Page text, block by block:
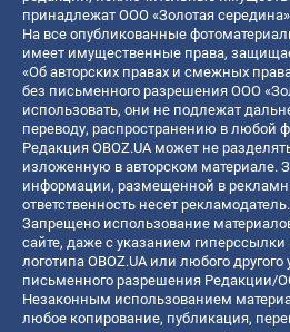
принадлежат ООО «Золотая
На все опубликованные
имеет имущественные права,
«Об авторских правах и смежных
без письменного разрешения ООО
использовать, они не подлежат
переводу, распространению в любой
Редакция OBOZ.UA может не
изложенную в авторском материале.
информации, размещенной в
ответственность несет рекламодатель.
Запрещено использование
сайте, даже с указанием гиперссылки
логотипа OBOZ.UA или любого
письменного разрешения Редакции/
Незаконным использованием
любое копирование, публикация,